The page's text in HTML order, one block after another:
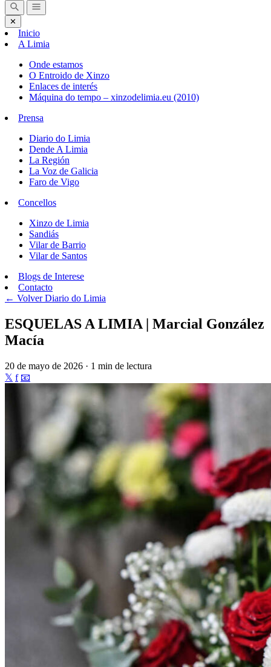
✕
Inicio
A Limia
Onde estamos
O Entroido de Xinzo
Enlaces de interés
Máquina do tempo – xinzodelimia.eu (2010)
Prensa
Diario do Limia
Dende A Limia
La Región
La Voz de Galicia
Faro de Vigo
Concellos
Xinzo de Limia
Sandiás
Vilar de Barrio
Vilar de Santos
Blogs de Interese
Contacto
← VolverDiario do Limia
ESQUELAS A LIMIA | Marcial González
Macía
20 de mayo de 2026 · 1 min de lectura
𝕏 f 📧